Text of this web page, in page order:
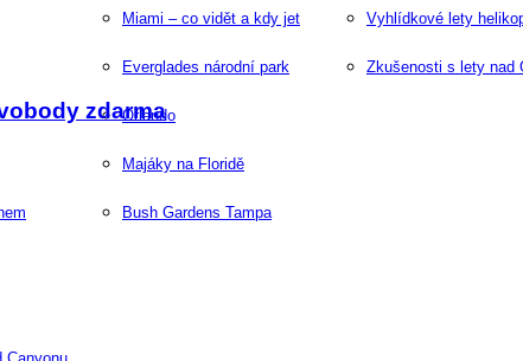
Miami – co vidět a kdy jet
Everglades národní park
Orlando
Majáky na Floridě
Bush Gardens Tampa
Vyhlídkové lety
Zkušenosti s lety nad
zdarma